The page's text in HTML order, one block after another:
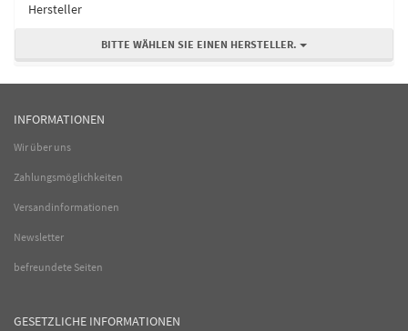
Hersteller
BITTE WÄHLEN SIE EINEN HERSTELLER.
INFORMATIONEN
Wir über uns
Zahlungsmöglichkeiten
Versandinformationen
Newsletter
befreundete Seiten
GESETZLICHE INFORMATIONEN